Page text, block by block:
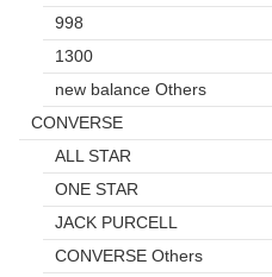
998
1300
new balance Others
CONVERSE
ALL STAR
ONE STAR
JACK PURCELL
CONVERSE Others